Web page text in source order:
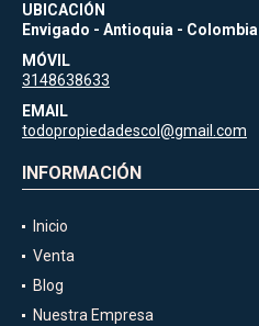
UBICACIÓN
Envigado - Antioquia - Colombia
MÓVIL
3148638633
EMAIL
todopropiedadescol@gmail.com
INFORMACIÓN
Inicio
Venta
Blog
Nuestra Empresa